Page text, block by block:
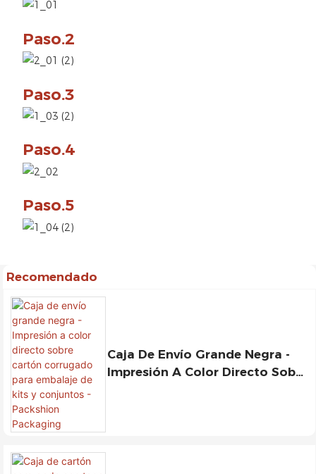
Paso.2
Paso.3
Paso.4
Paso.5
Recomendado
Caja De Envío Grande Negra -
Impresión A Color Directo Sobre